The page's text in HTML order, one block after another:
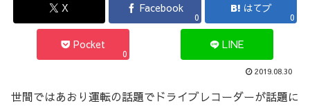
X Facebook
0
はてブ
0
Pocket
0
LINE
2019.08.30
世間ではあおり運転の話題でドライブレコーダーが話題に